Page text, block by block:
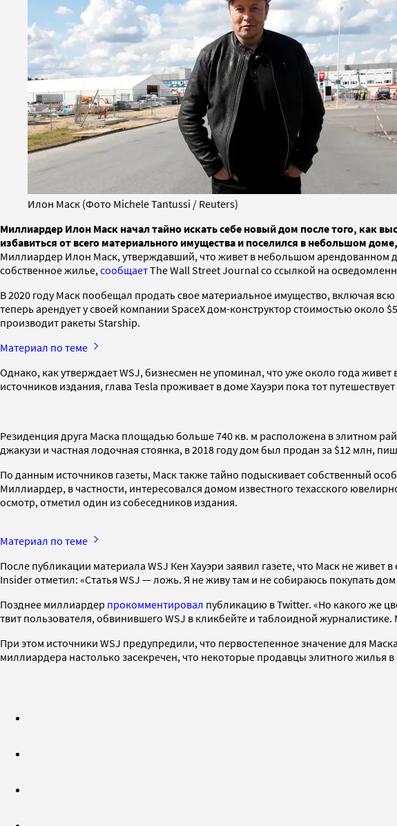
Илон Маск (Фото Michele Tantussi / Reuters)
Миллиардер Илон Маск начал тайно искать себе новый дом после того, как
избавиться от всего материального имущества и поселился в небольшом
Миллиардер Илон Маск, утверждавший, что живет в небольшом арендованном
собственное жилье, сообщаетThe Wall Street Journal со ссылкой на
В 2020 году Маск пообещал продать свое материальное имущество, включая
теперь арендует у своей компании SpaceX дом-конструктор стоимостью около
производит ракеты Starship.
Материал по теме
Однако, как утверждает WSJ, бизнесмен не упоминал, что уже около года
источников издания, глава Tesla проживает в доме Хауэри пока тот
Резиденция друга Маска площадью больше 740 кв. м расположена в элитном
джакузи и частная лодочная стоянка, в 2018 году дом был продан за $12 млн,
По данным источников газеты, Маск также тайно подыскивает собственный
Миллиардер, в частности, интересовался домом известного техасского
осмотр, отметил один из собеседников издания.
Материал по теме
После публикации материала WSJ Кен Хауэри заявил газете, что Маск не
Insider отметил: «Статья WSJ — ложь. Я не живу там и не собираюсь покупать
Позднее миллиардер прокомментировал публикацию в Twitter. «Но какого же
твит пользователя, обвинившего WSJ в кликбейте и таблоидной журналистике.
При этом источники WSJ предупредили, что первостепенное значение для
миллиардера настолько засекречен, что некоторые продавцы элитного жилья